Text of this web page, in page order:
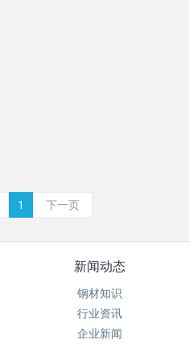
1 下一页
新闻动态
钢材知识
行业资讯
企业新闻